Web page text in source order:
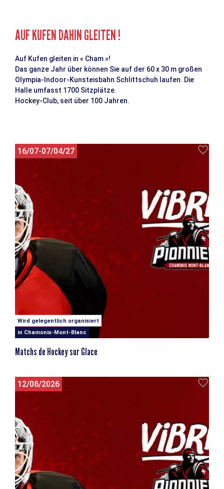
AUF KUFEN DAHIN GLEITEN !
Auf Kufen gleiten in « Cham »!
Das ganze Jahr über können Sie auf der 60 x 30 m großen
Olympia-Indoor-Kunsteisbahn Schlittschuh laufen. Die
Halle umfasst 1700 Sitzplätze.
Hockey-Club, seit über 100 Jahren.
16/07-07/04/27
Wird gelegentlich organisiert
in Chamonix-Mont-Blanc
Matchs de Hockey sur Glace
12/08/2026